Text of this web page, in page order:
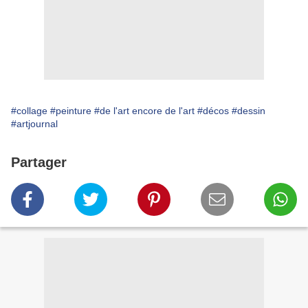
#collage #peinture #de l'art encore de l'art #décos #dessin
#artjournal
Partager